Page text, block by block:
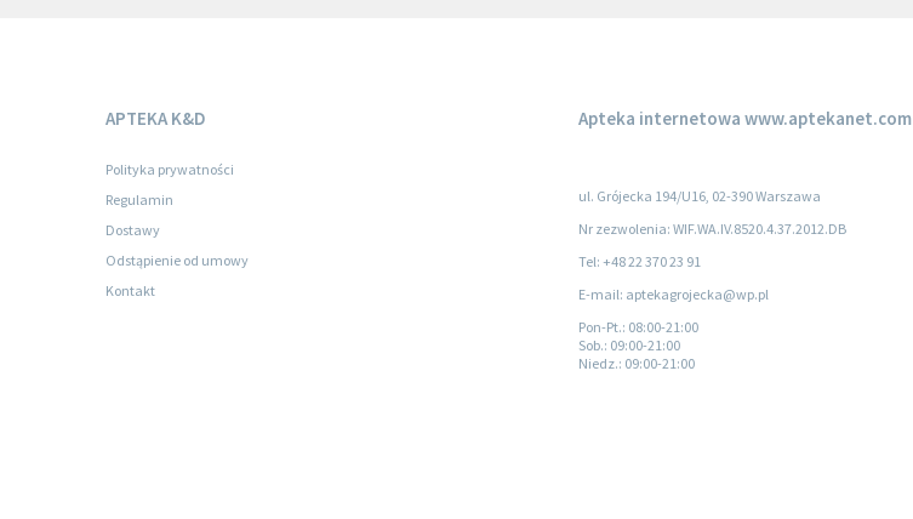
APTEKA K&D
Polityka prywatności
Regulamin
Dostawy
Odstąpienie od umowy
Kontakt
Apteka internetowa www.aptekanet.com
ul. Grójecka 194/U16, 02-390 Warszawa
Nr zezwolenia: WIF.WA.IV.8520.4.37.2012.DB
Tel: +48 22 370 23 91
E-mail: aptekagrojecka@wp.pl
Pon-Pt.: 08:00-21:00
Sob.: 09:00-21:00
Niedz.: 09:00-21:00